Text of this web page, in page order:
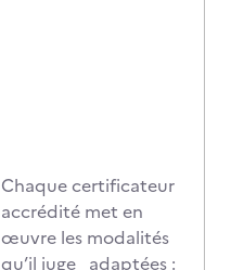
Chaque certificateur
accrédité met en
œuvre les modalités
qu’il juge adaptées :